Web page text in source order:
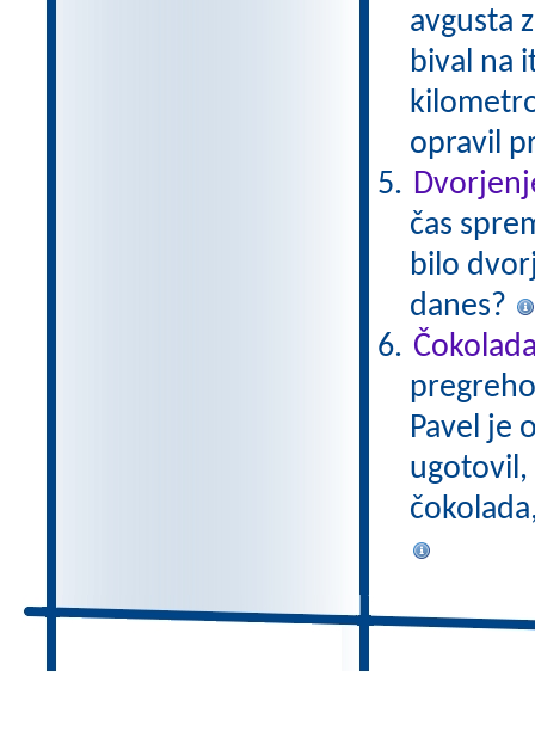
avgusta
bival na
opravil
čas
bilo
danes?
Pavel je
ugotovil,